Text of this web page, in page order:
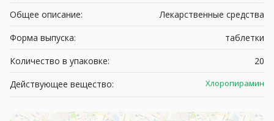
Общее описание:
Лекарственные средства
Форма выпуска:
таблетки
Количество в упаковке:
20
Действующее вещество:
Хлоропирамин